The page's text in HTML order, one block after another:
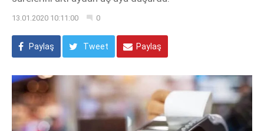
13.01.2020 10:11:00 0
Paylaş Tweet Paylaş